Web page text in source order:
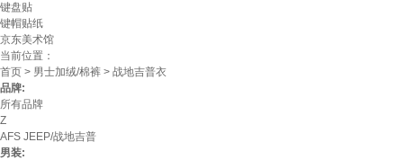
键盘贴
键帽贴纸
京东美术馆
当前位置：
首页 > 男士加绒/棉裤 > 战地吉普衣
品牌:
所有品牌
Z
AFS JEEP/战地吉普
男装: